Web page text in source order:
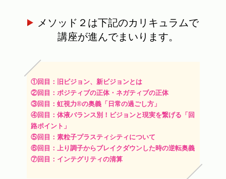
メソッド２は下記のカリキュラムで
講座が進んでまいります。
①回目：旧ビジョン、新ビジョンとは
②回目：ポジティブの正体・ネガティブの正体
③回目：虹視力®︎の奥義「日常の過ごし方」
④回目：体液バランス別！ビジョンと現実を繋げる「回
路ポイント」
⑤回目：素粒子プラスティシティについて
⑥回目：上り調子からブレイクダウンした時の逆転奥義
⑦回目：インテグリティの清算